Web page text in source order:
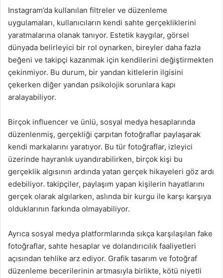
Instagram’da kullanılan filtreler ve düzenleme
uygulamaları, kullanıcıların kendi sahte gerçekliklerini
yaratmalarına olanak tanıyor. Estetik kaygılar, görsel
dünyada belirleyici bir rol oynarken, bireyler daha fazla
beğeni ve takipçi kazanmak için kendilerini değiştirmekten
çekinmiyor. Bu durum, bir yandan kitlelerin ilgisini
çekerken diğer yandan psikolojik sorunlara kapı
aralayabiliyor.
Birçok influencer ve ünlü, sosyal medya hesaplarında
düzenlenmiş, gerçekliği çarpıtan fotoğraflar paylaşarak
kendi markalarını yaratıyor. Bu tür fotoğraflar, izleyici
üzerinde hayranlık uyandırabilirken, birçok kişi bu
gerçeklik algısının ardında yatan gerçek hikayeleri göz ardı
edebiliyor. takipçiler, paylaşım yapan kişilerin hayatlarını
gerçek olarak algılarken, aslında bir kurgu ile karşı karşıya
olduklarının farkında olmayabiliyor.
Ayrıca sosyal medya platformlarında sıkça karşılaşılan fake
fotoğraflar, sahte hesaplar ve dolandırıcılık faaliyetleri
açısından tehlike arz ediyor. Grafik tasarım ve fotoğraf
düzenleme becerilerinin artmasıyla birlikte, kötü niyetli